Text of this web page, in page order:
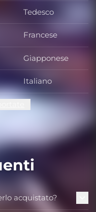
Tedesco
Francese
Giapponese
Italiano
acquistato?